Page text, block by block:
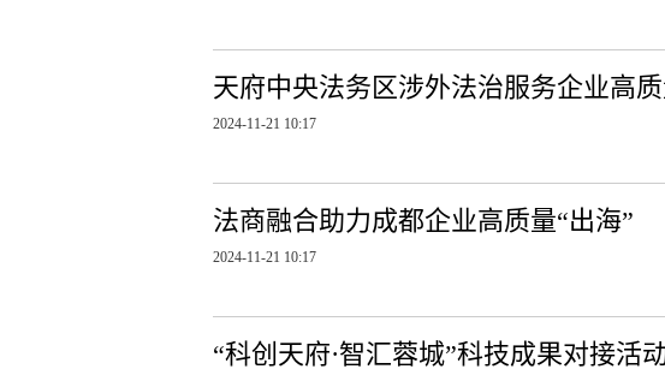
天府中央法务区涉外法治服务企业高
2024-11-21 10:17
法商融合助力成都企业高质量“出海”
2024-11-21 10:17
“科创天府·智汇蓉城”科技成果对接活